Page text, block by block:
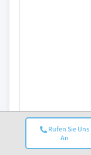
Rufen Sie Uns
An